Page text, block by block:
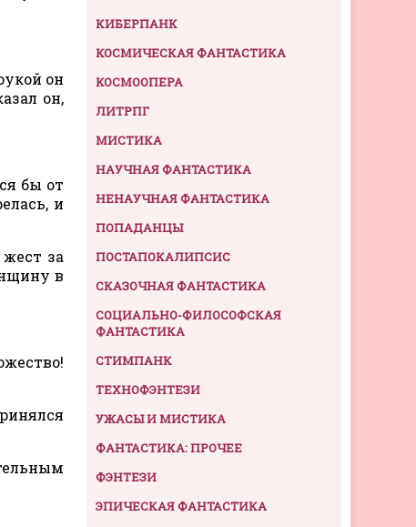
он
он,
бы от
и
за
в
КИБЕРПАНК
КОСМИЧЕСКАЯ ФАНТАСТИКА
КОСМООПЕРА
ЛИТРПГ
МИСТИКА
НАУЧНАЯ ФАНТАСТИКА
НЕНАУЧНАЯ ФАНТАСТИКА
ПОПАДАНЦЫ
ПОСТАПОКАЛИПСИС
СКАЗОЧНАЯ ФАНТАСТИКА
СОЦИАЛЬНО-ФИЛОСОФСКАЯ
ФАНТАСТИКА
СТИМПАНК
ТЕХНОФЭНТЕЗИ
УЖАСЫ И МИСТИКА
ФАНТАСТИКА: ПРОЧЕЕ
ФЭНТЕЗИ
ЭПИЧЕСКАЯ ФАНТАСТИКА